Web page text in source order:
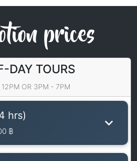
prices
DAY TOURS
OR 3PM - 7PM
hrs)
฿